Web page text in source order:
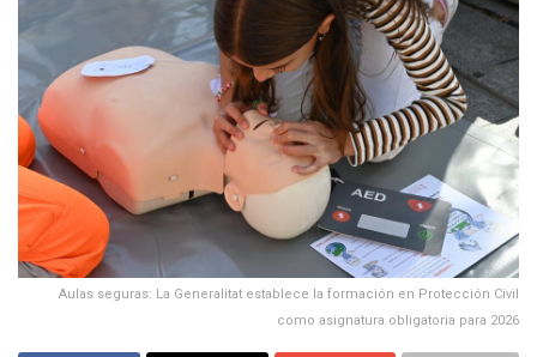
Aulas seguras: La Generalitat establece la formación en Protección Civil
como asignatura obligatoria para 2026